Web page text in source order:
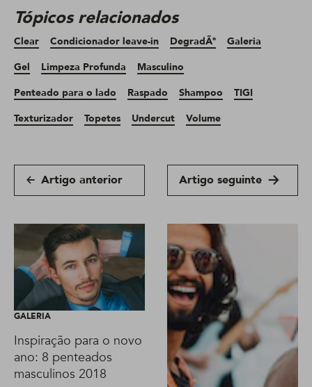
Tópicos relacionados
Clear Condicionador leave-in DegradÃª
Galeria
Gel
Limpeza Profunda
Masculino
Penteado para o lado
Raspado Shampoo
TIGI
Texturizador
Topetes Undercut Volume
Artigo anterior Artigo seguinte
GALERIA
Inspiração para o novo
ano: 8 penteados
masculinos 2018